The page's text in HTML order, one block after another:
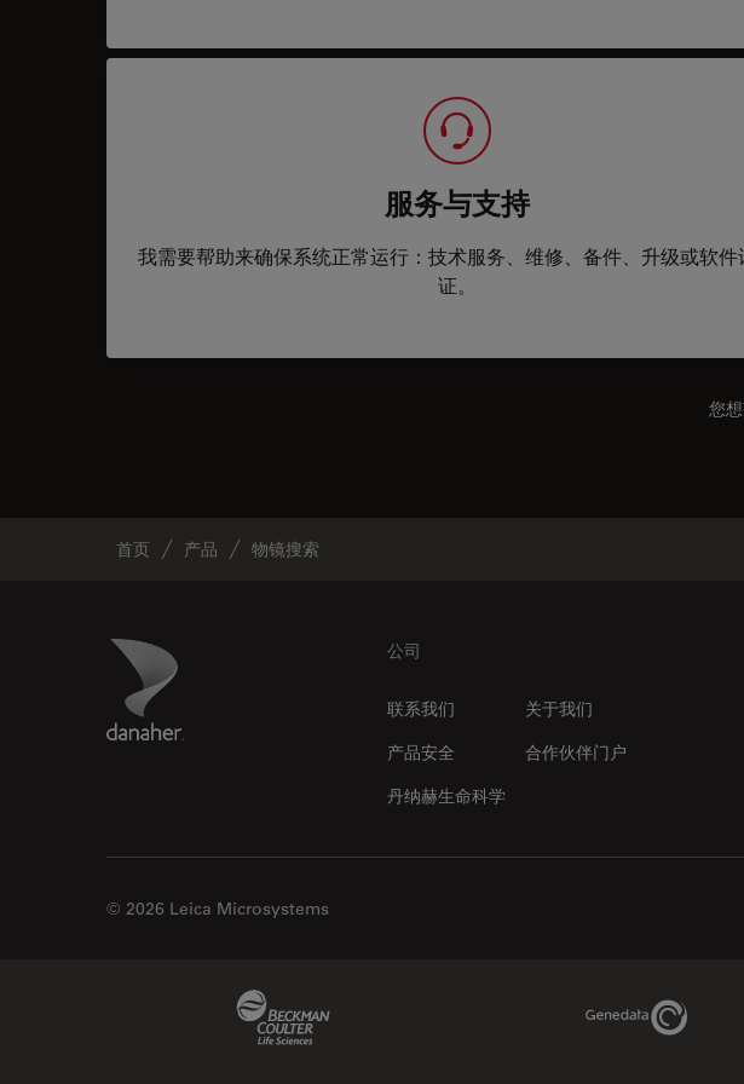
服务与支持
我需要帮助来确保系统正常运行：技术服务、维修、备件、升级或软件
证。
您
首页 产品 物镜搜索
Danaher Logo 公司
联系我们
关于我们
产品安全
合作伙伴门户
丹纳赫生命科学
© 2026 Leica Microsystems
Genedata